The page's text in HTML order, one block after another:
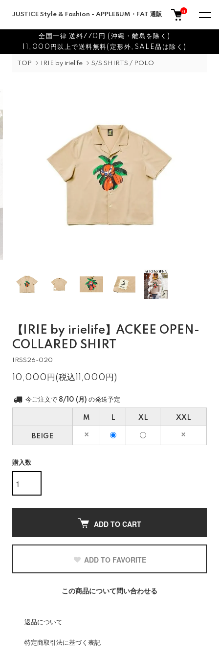
JUSTICE Style & Fashion - APPLEBUM・FAT 通販 0
全国一律 送料770円 (沖縄・離島を除く)
11,000円以上で送料無料(定形外,SALE品は除く)
TOP IRIE by irielife S/S SHIRTS / POLO
【IRIE by irielife】ACKEE OPEN-
COLLARED SHIRT
IRSS26-020
10,000円(税込11,000円)
今ご注文で 8/10 (月) の発送予定
M L XL XXL
BEIGE
購入数
ADD TO CART
ADD TO FAVORITE
この商品について問い合わせる
返品について
特定商取引法に基づく表記